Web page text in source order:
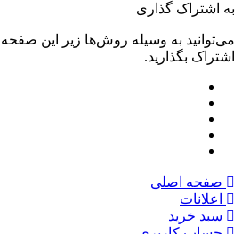
به اشتراک گذاری
می‌توانید به وسیله روش‌ها زیر این صفحه
اشتراک بگذارید.
صفحه اصلی
اعلانات
سبد خرید